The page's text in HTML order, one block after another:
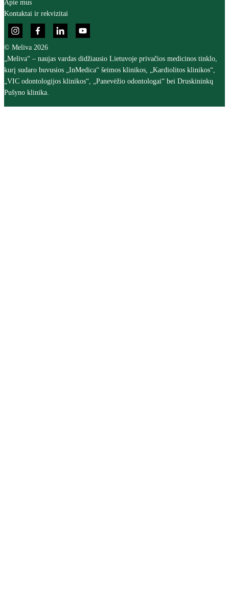
Apie mus
Kontaktai ir rekvizitai
© Meliva 2026
„Meliva“ – naujas vardas didžiausio Lietuvoje privačios medicinos tinklo,
kurį sudaro buvusios „InMedica“ šeimos klinikos, „Kardiolitos klinikos“,
„VIC odontologijos klinikos“, „Panevėžio odontologai“ bei Druskininkų
Pušyno klinika.